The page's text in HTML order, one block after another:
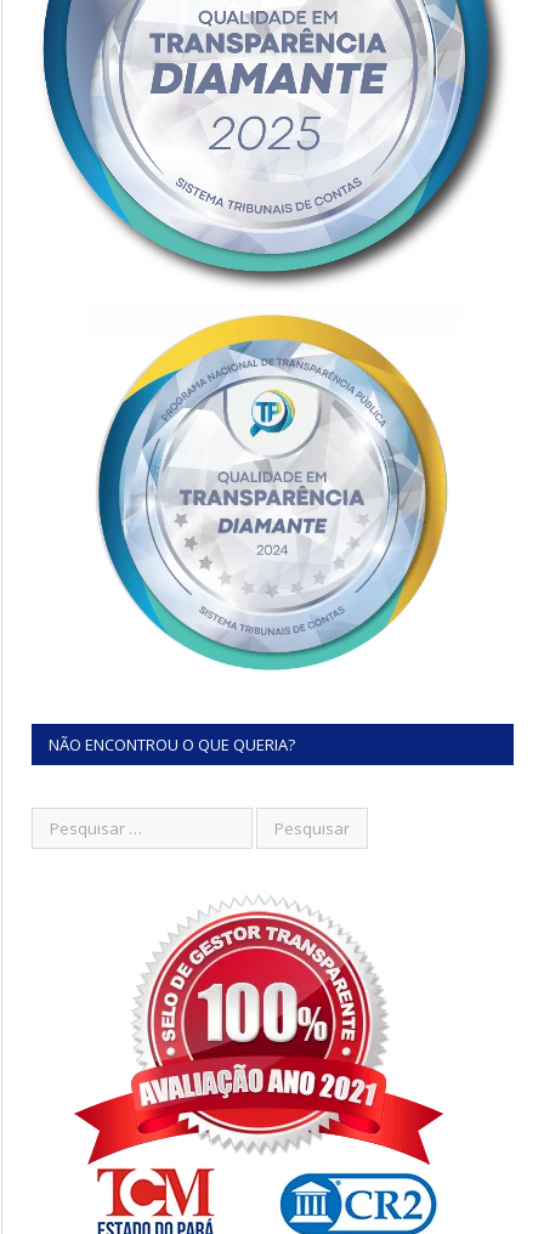
NÃO ENCONTROU O QUE QUERIA?